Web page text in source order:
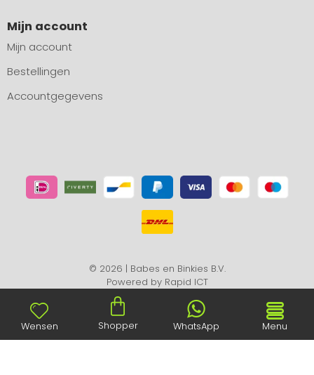
Mijn account
Mijn account
Bestellingen
Accountgegevens
© 2026 | Babes en Binkies B.V.
Powered by Rapid ICT
Wensen Shopper WhatsApp Menu